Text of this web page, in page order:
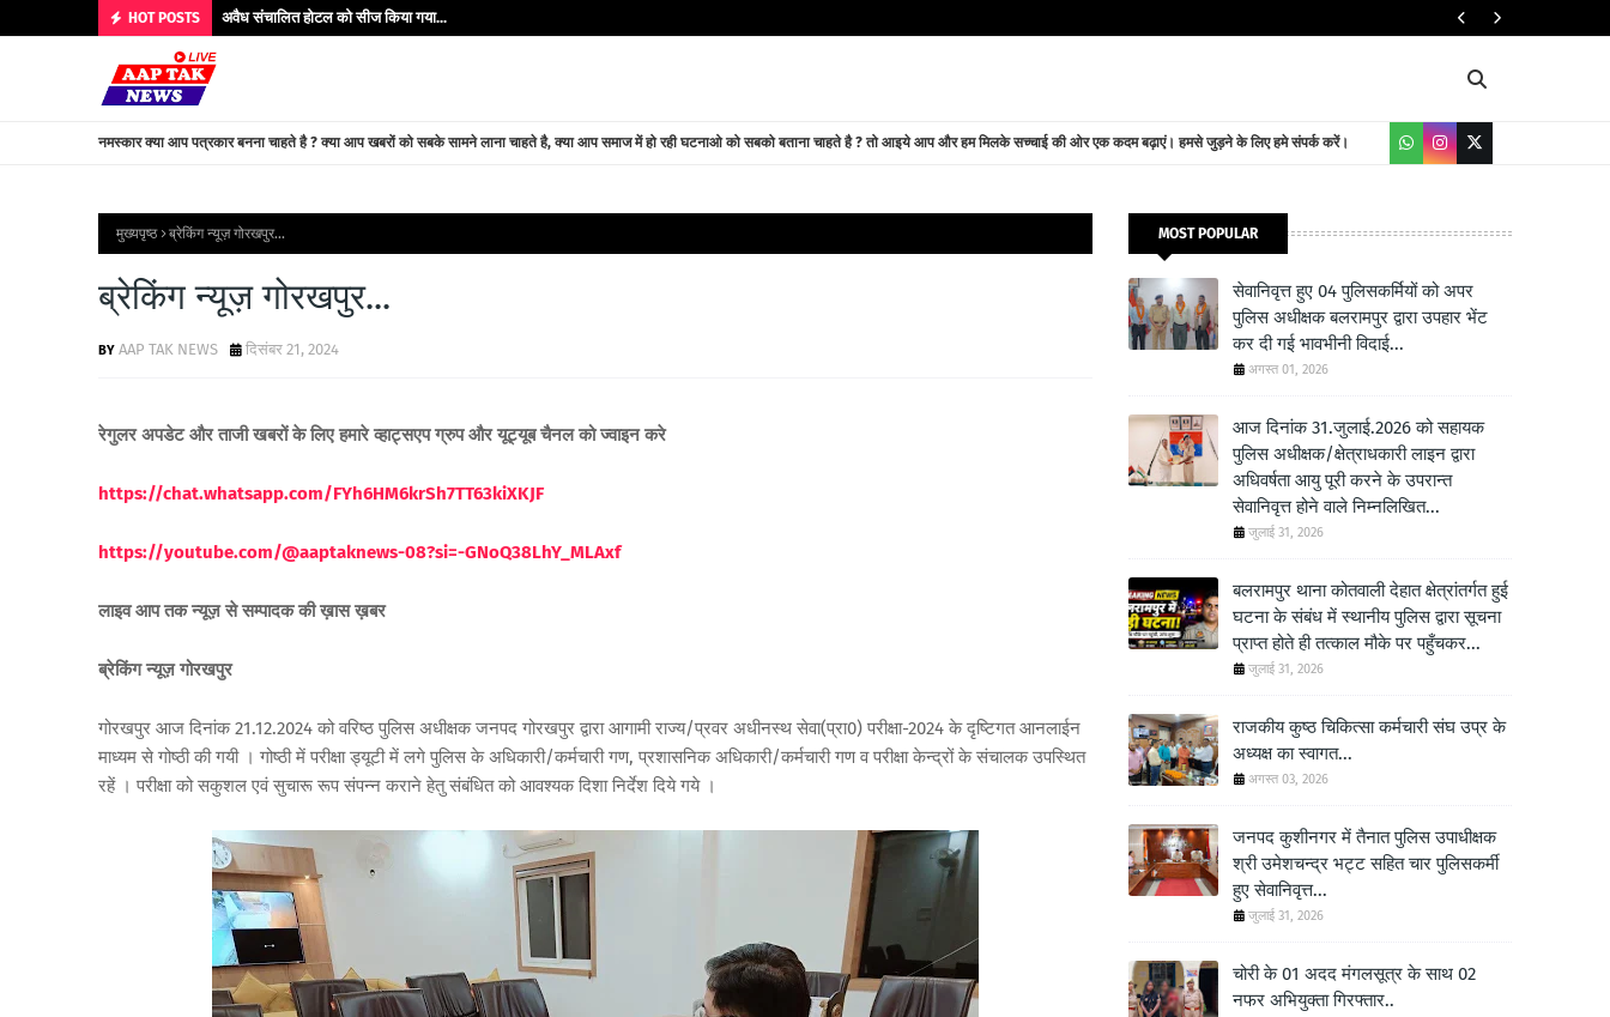
HOT POSTS अवैध संचालित होटल को सीज किया गया...
नमस्कार क्या आप पत्रकार बनना चाहते है ? क्या आप खबरों को सबके सामने लाना चाहते है, क्या आप समाज में हो रही घटनाओ को सबको बताना चाहते है ? तो आइये आप और हम मिलके सच्चाई की ओर एक कदम बढ़ाएं। हमसे जुड़ने के लिए हमे संपर्क करें।
मुख्यपृष्ठ ब्रेकिंग न्यूज़ गोरखपुर...
ब्रेकिंग न्यूज़ गोरखपुर...
AAP TAK NEWS दिसंबर 21, 2024
रेगुलर अपडेट और ताजी खबरों के लिए हमारे व्हाट्सएप ग्रुप और यूट्यूब चैनल को ज्वाइन करे
https://chat.whatsapp.com/FYh6HM6krSh7TT63kiXKJF
https://youtube.com/@aaptaknews-08?si=-GNoQ38LhY_MLAxf
लाइव आप तक न्यूज़ से सम्पादक की ख़ास ख़बर
ब्रेकिंग न्यूज़ गोरखपुर
गोरखपुर आज दिनांक 21.12.2024 को वरिष्ठ पुलिस अधीक्षक जनपद गोरखपुर द्वारा आगामी राज्य/प्रवर अधीनस्थ सेवा(प्रा0) परीक्षा-2024 के दृष्टिगत आनलाईन
माध्यम से गोष्ठी की गयी । गोष्ठी में परीक्षा ड्यूटी में लगे पुलिस के अधिकारी/कर्मचारी गण, प्रशासनिक अधिकारी/कर्मचारी गण व परीक्षा केन्द्रों के संचालक उपस्थित
रहें । परीक्षा को सकुशल एवं सुचारू रूप संपन्न कराने हेतु संबंधित को आवश्यक दिशा निर्देश दिये गये ।
MOST POPULAR
सेवानिवृत्त हुए 04 पुलिसकर्मियों को अपर
पुलिस अधीक्षक बलरामपुर द्वारा उपहार भेंट
कर दी गई भावभीनी विदाई...
अगस्त 01, 2026
आज दिनांक 31.जुलाई.2026 को सहायक
पुलिस अधीक्षक/क्षेत्राधकारी लाइन द्वारा
अधिवर्षता आयु पूरी करने के उपरान्त
सेवानिवृत्त होने वाले निम्नलिखित...
जुलाई 31, 2026
बलरामपुर थाना कोतवाली देहात क्षेत्रांतर्गत हुई
घटना के संबंध में स्थानीय पुलिस द्वारा सूचना
प्राप्त होते ही तत्काल मौके पर पहुँचकर...
जुलाई 31, 2026
राजकीय कुष्ठ चिकित्सा कर्मचारी संघ उप्र के
अध्यक्ष का स्वागत...
अगस्त 03, 2026
जनपद कुशीनगर में तैनात पुलिस उपाधीक्षक
श्री उमेशचन्द्र भट्ट सहित चार पुलिसकर्मी
हुए सेवानिवृत्त...
जुलाई 31, 2026
चोरी के 01 अदद मंगलसूत्र के साथ 02
नफर अभियुक्ता गिरफ्तार..